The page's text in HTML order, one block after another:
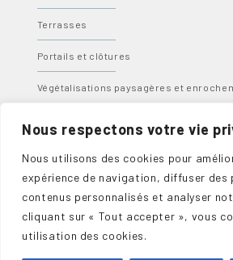
Nous respectons votre vie
Nous utilisons des cookies pour
expérience de navigation, diffuser des
contenus personnalisés et analyser
cliquant sur « Tout accepter », vous
utilisation des cookies.
Terrasses
Portails et clôtures
Végétalisations paysagères et